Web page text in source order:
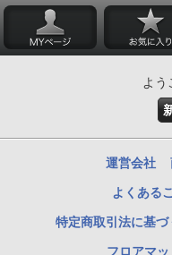
よう
運営会社
よくある
特定商取引法に基づ
フロアマ